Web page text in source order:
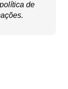
política de